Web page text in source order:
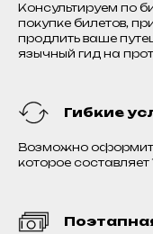
Консультируем по
покупке билетов,
продлить ваше
язычный гид на
Гибкие
Возможно
которое